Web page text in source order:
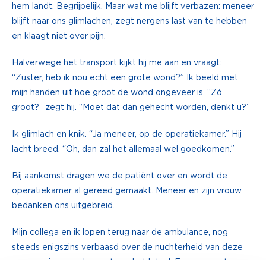
hem landt. Begrijpelijk. Maar wat me blijft verbazen: meneer
blijft naar ons glimlachen, zegt nergens last van te hebben
en klaagt niet over pijn.
Halverwege het transport kijkt hij me aan en vraagt:
“Zuster, heb ik nou echt een grote wond?” Ik beeld met
mijn handen uit hoe groot de wond ongeveer is. “Zó
groot?” zegt hij. “Moet dat dan gehecht worden, denkt u?”
Ik glimlach en knik. “Ja meneer, op de operatiekamer.” Hij
lacht breed. “Oh, dan zal het allemaal wel goedkomen.”
Bij aankomst dragen we de patiënt over en wordt de
operatiekamer al gereed gemaakt. Meneer en zijn vrouw
bedanken ons uitgebreid.
Mijn collega en ik lopen terug naar de ambulance, nog
steeds enigszins verbaasd over de nuchterheid van deze